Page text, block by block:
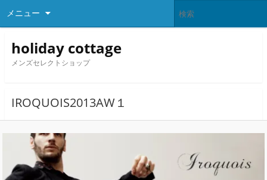
メニュー
holiday cottage
メンズセレクトショップ
IROQUOIS2013AW１